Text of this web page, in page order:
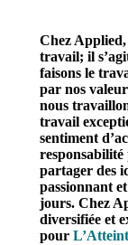
Chez Applied,
travail; il
faisons le
par nos
nous
travail
sentiment
responsabilité
partager des
passionnant
jours. Chez
diversifiée et
pour